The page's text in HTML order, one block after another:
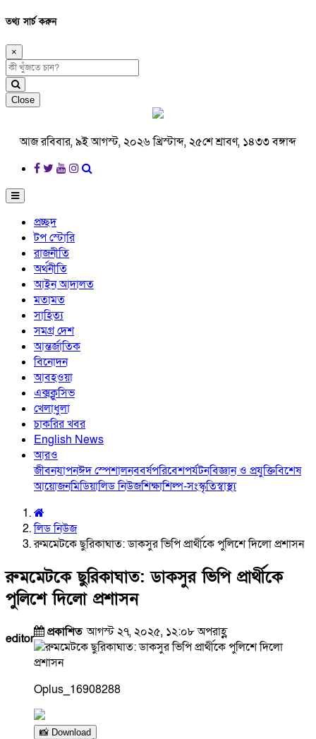
তথ্য সার্চ করুন
×
Close
আজ রবিবার, ৯ই আগস্ট, ২০২৬ খ্রিস্টাব্দ, ২৫শে শ্রাবণ, ১৪৩৩ বঙ্গাব্দ
প্রচ্ছদ
টপ স্টোরি
রাজনীতি
অর্থনীতি
আইন আদালত
মতামত
সাহিত্য
সমগ্র দেশ
আন্তর্জাতিক
বিনোদন
আবহওয়া
এক্সক্লুসিভ
খেলাধুলা
চাকরির খবর
English News
আরও
জীবনযাপনঈদ স্পেশালনববর্ষপরিবেশপর্যটনবিজ্ঞান ও প্রযুক্তিবিশেষ
আয়োজনমিডিয়ালিড নিউজশিক্ষাশিল্প-সংস্কৃতিস্বাস্থ্য
লিড নিউজ
রুমমেটকে ছুরিকাঘাত: ডাকসুর ভিপি প্রার্থীকে পুলিশে দিলো প্রশাসন
রুমমেটকে ছুরিকাঘাত: ডাকসুর ভিপি প্রার্থীকে
পুলিশে দিলো প্রশাসন
editor প্রকাশিতআগস্ট ২৭, ২০২৫, ১২:০৮ অপরাহ্ণ
Oplus_16908288
📸 Download